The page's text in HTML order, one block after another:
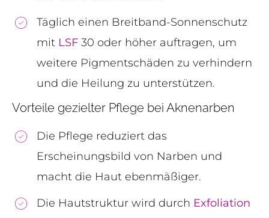
Täglich einen Breitband-Sonnenschutz
mit LSF 30 oder höher auftragen, um
weitere Pigmentschäden zu verhindern
und die Heilung zu unterstützen.
Vorteile gezielter Pflege bei Aknenarben
Die Pflege reduziert das
Erscheinungsbild von Narben und
macht die Haut ebenmäßiger.
Die Hautstruktur wird durch Exfoliation